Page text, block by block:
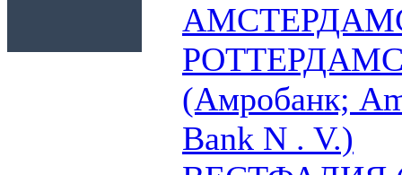
(Амробанк;
Bank N . V.)